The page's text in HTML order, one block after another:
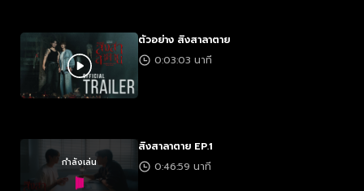
ตัวอย่าง สิงสาลาตาย
0:03:03 นาที
กำลังเล่น
สิงสาลาตาย EP.1
0:46:59 นาที